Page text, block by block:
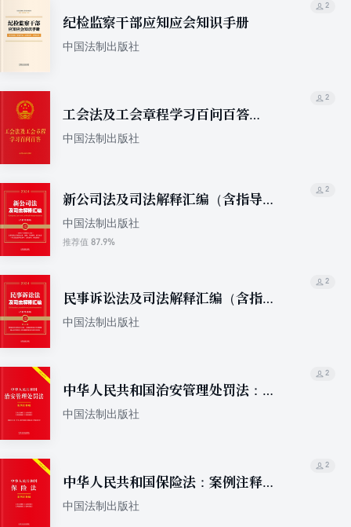
纪检监察干部应知应会知识手册
中国法制出版社
2
工会法及工会章程学习百问百答
（2023年版）
中国法制出版社
2
新公司法及司法解释汇编（含指导案
例）（2024年版）
中国法制出版社
推荐值 87.9%
2
民事诉讼法及司法解释汇编（含指导
案例）（2024年版）
中国法制出版社
2
中华人民共和国治安管理处罚法：案
例注释版（双色大字本）（第六版）
中国法制出版社
2
中华人民共和国保险法：案例注释版
（双色大字本）（第六版）
中国法制出版社
2